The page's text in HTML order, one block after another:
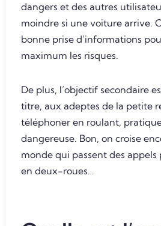
dangers et des autres
moindre si une voiture arrive.
bonne prise d’informations
maximum les risques.
De plus, l’objectif secondaire
titre, aux adeptes de la petite
téléphoner en roulant,
dangereuse. Bon, on croise
monde qui passent des
en deux-roues…